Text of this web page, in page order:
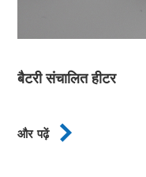
बैटरी संचालित हीटर
और पढ़ें 